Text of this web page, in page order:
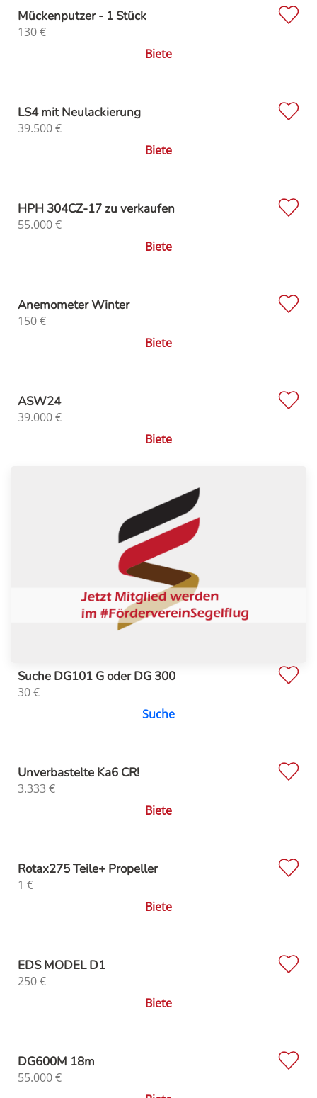
Mückenputzer - 1 Stück
130€
Biete
LS4 mit Neulackierung
39.500€
Biete
HPH 304CZ-17 zu verkaufen
55.000€
Biete
Anemometer Winter
150€
Biete
ASW24
39.000€
Biete
Suche DG101 G oder DG 300
30€
Suche
Unverbastelte Ka6 CR!
3.333 €
Biete
Rotax275 Teile+ Propeller
1 €
Biete
EDS MODEL D1
250€
Biete
DG600M 18m
55.000€